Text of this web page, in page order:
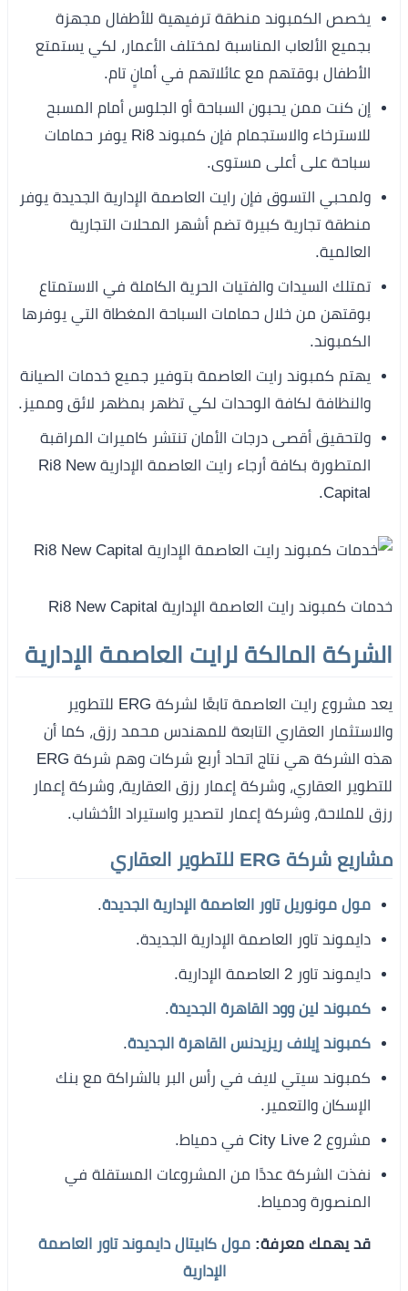
يخصص الكمبوند منطقة ترفيهية للأطفال مجهزة
بجميع الألعاب المناسبة لمختلف الأعمار، لكي يستمتع
الأطفال بوقتهم مع عائلاتهم في أمانٍ تام.
إن كنت ممن يحبون السباحة أو الجلوس أمام المسبح
للاسترخاء والاستجمام فإن كمبوند Ri8 يوفر حمامات
سباحة على أعلى مستوى.
ولمحبي التسوق فإن رايت العاصمة الإدارية الجديدة يوفر
منطقة تجارية كبيرة تضم أشهر المحلات التجارية
العالمية.
تمتلك السيدات والفتيات الحرية الكاملة في الاستمتاع
بوقتهن من خلال حمامات السباحة المغطاة التي يوفرها
الكمبوند.
يهتم كمبوند رايت العاصمة بتوفير جميع خدمات الصيانة
والنظافة لكافة الوحدات لكي تظهر بمظهر لائق ومميز.
ولتحقيق أقصى درجات الأمان تنتشر كاميرات المراقبة
المتطورة بكافة أرجاء رايت العاصمة الإدارية Ri8 New
Capital.
خدمات كمبوند رايت العاصمة الإدارية Ri8 New Capital
الشركة المالكة لرايت العاصمة الإدارية
يعد مشروع رايت العاصمة تابعًا لشركة ERG للتطوير
والاستثمار العقاري التابعة للمهندس محمد رزق، كما أن
هذه الشركة هي نتاج اتحاد أربع شركات وهم شركة ERG
للتطوير العقاري، وشركة إعمار رزق العقارية، وشركة إعمار
رزق للملاحة، وشركة إعمار لتصدير واستيراد الأخشاب.
مشاريع شركة ERG للتطوير العقاري
مول مونوريل تاور العاصمة الإدارية الجديدة.
دايموند تاور العاصمة الإدارية الجديدة.
دايموند تاور 2 العاصمة الإدارية.
كمبوند لين وود القاهرة الجديدة.
كمبوند إيلاف ريزيدنس القاهرة الجديدة.
كمبوند سيتي لايف في رأس البر بالشراكة مع بنك
الإسكان والتعمير.
مشروع City Live 2 في دمياط.
نفذت الشركة عددًا من المشروعات المستقلة في
المنصورة ودمياط.
قد يهمك معرفة:مول كابيتال دايموند تاور العاصمة
الإدارية